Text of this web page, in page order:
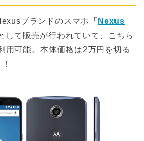
ブランドのスマホ 「 Nexus
して販売が行われていて、こちら
用可能。本体価格は2万円を切る